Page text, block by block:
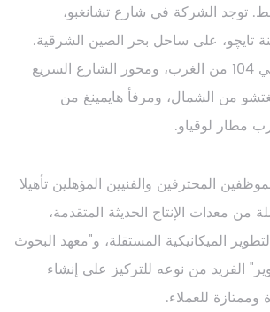
توجد الشركة في شارع تشانغبو،
تايچو، على ساحل بحر الصين الشرقية.
تُجاور الطريق الوطني 104 من الغرب، ومحور الشارع السريع
من الشمال، ومرفأ هايمينغ من
مطار لوقياو.
المحترفين والفنيين المؤهلين تأهيلا
من معدات الإنتاج الحديثة المتقدمة،
الميكانيكية المستقلة، و"معهد البحوث
الفريد من نوعه للتركيز على إنشاء
وممتازة للعملاء.